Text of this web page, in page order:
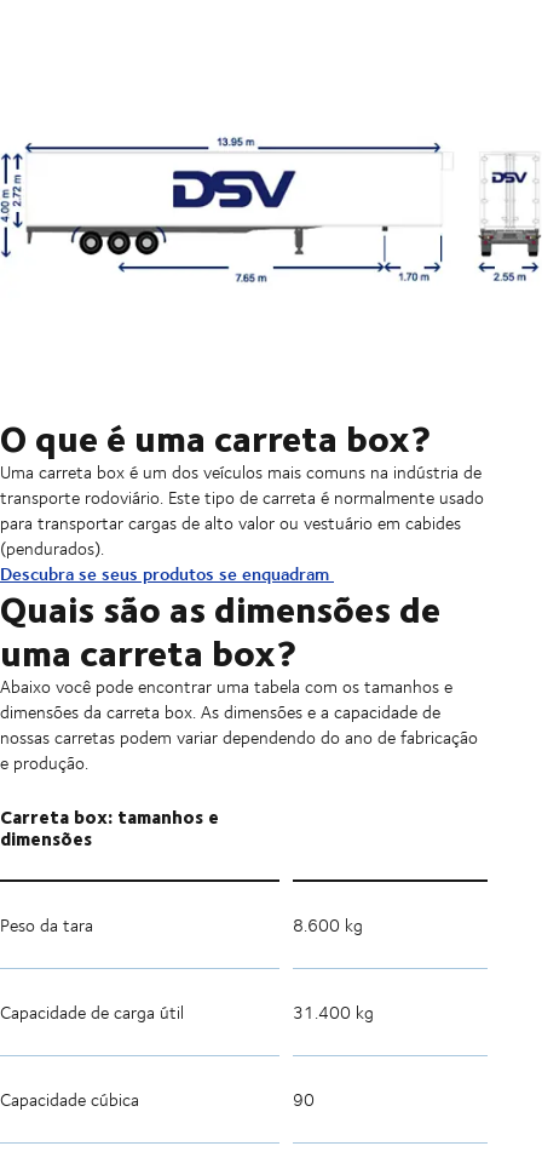
O que é uma carreta box?
Uma carreta box é um dos veículos mais comuns na indústria de
transporte rodoviário. Este tipo de carreta é normalmente usado
para transportar cargas de alto valor ou vestuário em cabides
(pendurados).
Descubra se seus produtos se enquadram
Quais são as dimensões de
uma carreta box?
Abaixo você pode encontrar uma tabela com os tamanhos e
dimensões da carreta box. As dimensões e a capacidade de
nossas carretas podem variar dependendo do ano de fabricação
e produção.
Carreta box: tamanhos e
dimensões
Peso da tara 8.600 kg
Capacidade de carga útil 31.400 kg
Capacidade cúbica 90